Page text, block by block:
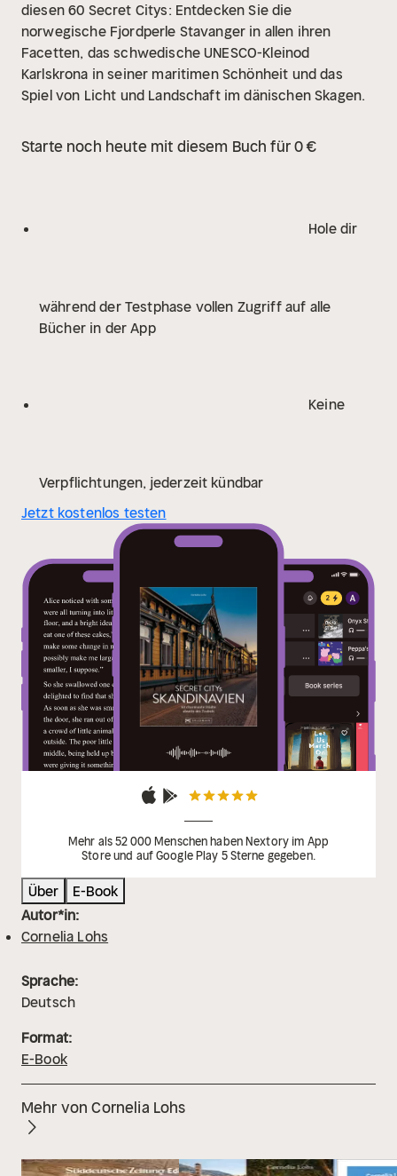
diesen 60 Secret Citys: Entdecken Sie die
norwegische Fjordperle Stavanger in allen ihren
Facetten, das schwedische UNESCO-Kleinod
Karlskrona in seiner maritimen Schönheit und das
Spiel von Licht und Landschaft im dänischen Skagen.
Starte noch heute mit diesem Buch für 0 €
Hole dir
während der Testphase vollen Zugriff auf alle
Bücher in der App
Keine
Verpflichtungen, jederzeit kündbar
Jetzt kostenlos testen
Mehr als 52 000 Menschen haben Nextory im App
Store und auf Google Play 5 Sterne gegeben.
Über
E-Book
Autor*in:
Cornelia Lohs
Sprache:
Deutsch
Format:
E-Book
Mehr von Cornelia Lohs